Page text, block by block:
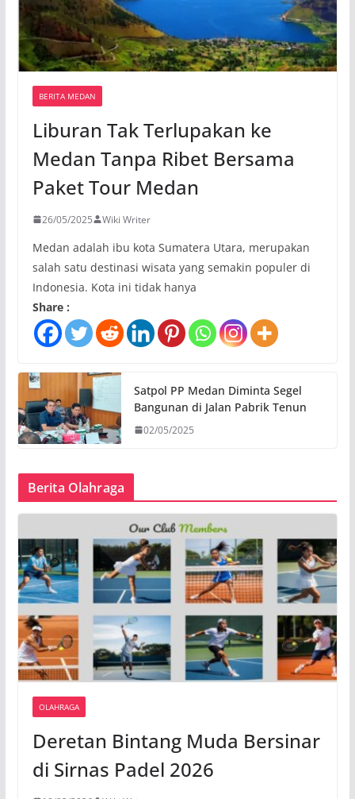
BERITA MEDAN
Liburan Tak Terlupakan ke
Medan Tanpa Ribet Bersama
Paket Tour Medan
26/05/2025 Wiki Writer
Medan adalah ibu kota Sumatera Utara, merupakan
salah satu destinasi wisata yang semakin populer di
Indonesia. Kota ini tidak hanya
Share :
Satpol PP Medan Diminta Segel
Bangunan di Jalan Pabrik Tenun
02/05/2025
Berita Olahraga
OLAHRAGA
Deretan Bintang Muda Bersinar
di Sirnas Padel 2026